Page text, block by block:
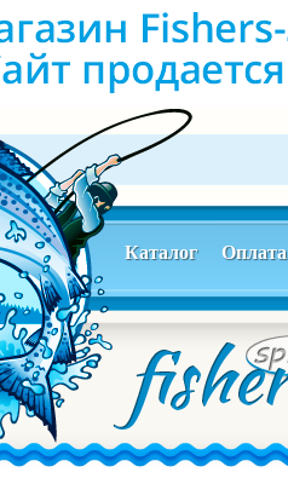
Каталог Оплата